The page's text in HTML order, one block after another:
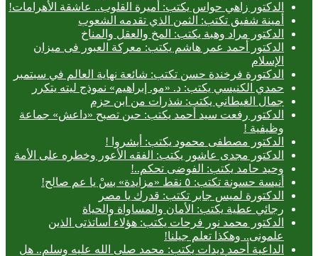
الدكتور زاهي حواس يكتب: أميرة القلوب.. عاشقة الأهرامات!
أمينة شفيق تكتب: الثمن الذي تقدمه الشعوب
الدكتور مراد وهبة يكتب: المخ والعقل والمناخ
الدكتور أحمد عمر هاشم يكتب: معركة العبور فى ميزان
الإسلام
الدكتورة فرخندة حسن تكتب: شائعة نهاية العالم في سبتمبر
حمدي الكنيسي يكتب: د. «مو. إبراهيم» نموذج ليته يتكرر
جمال الغيطاني يكتب: شذرات من ابن حزم
الدكتور رفعت سيد أحمد يكتب: حين تصبح «داعش» جماعة
وظيفية !
الدكتور مصطفى محمود يكتب: أبشروا !
الدكتور مجدى عاشور يكتب: الفقه الأعور وخطره على الأمة
وحيد حامد يكتب: الفوضى تحكم..!
أنيسة حسونة تكتب: ٥ نقط «مزايدة» بسْ يا عم صالح!
الدكتورة لميس جابر تكتب: قدرك يا مصر
رجائي عطية يكتب: الأمان والمساواة والحياة
الدكتور محمد نور فرحات يكتب: هؤلاء أساتذتى الذين
علمونى.. وهكذا تعلم جيلنا!
الداعية أحمد ديدات يكتب: محمد صلى الله عليه وسلم.. هل